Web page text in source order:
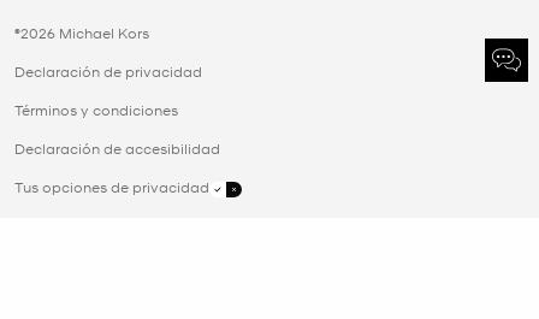
©2026 Michael Kors
Declaración de privacidad
Términos y condiciones
Declaración de accesibilidad
Tus opciones de privacidad